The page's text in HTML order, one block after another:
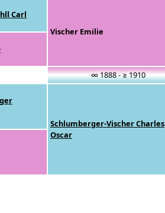
Carl
Vischer Emilie
∞ 1888 - ≥ 1910
Schlumberger-Vischer Charles
Oscar